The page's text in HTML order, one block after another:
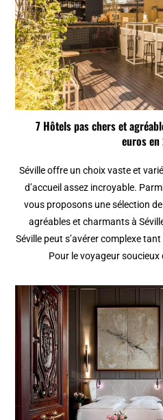
7 Hôtels pas chers et
euros
Séville offre un choix vaste et
d’accueil assez incroyable.
vous proposons une sélection
agréables et charmants à
Séville peut s’avérer complexe
Pour le voyageur